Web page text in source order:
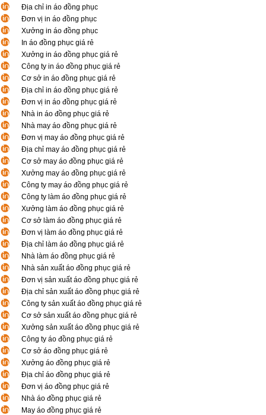
Địa chỉ in áo đồng phục
Đơn vị in áo đồng phục
Xưởng in áo đồng phục
In áo đồng phục giá rẻ
Xưởng in áo đồng phục giá rẻ
Công ty in áo đồng phục giá rẻ
Cơ sở in áo đồng phục giá rẻ
Địa chỉ in áo đồng phục giá rẻ
Đơn vị in áo đồng phục giá rẻ
Nhà in áo đồng phục giá rẻ
Nhà may áo đồng phục giá rẻ
Đơn vị may áo đồng phục giá rẻ
Địa chỉ may áo đồng phục giá rẻ
Cơ sở may áo đồng phục giá rẻ
Xưởng may áo đồng phục giá rẻ
Công ty may áo đồng phục giá rẻ
Công ty làm áo đồng phục giá rẻ
Xưởng làm áo đồng phục giá rẻ
Cơ sở làm áo đồng phục giá rẻ
Đơn vị làm áo đồng phục giá rẻ
Địa chỉ làm áo đồng phục giá rẻ
Nhà làm áo đồng phục giá rẻ
Nhà sản xuất áo đồng phục giá rẻ
Đơn vị sản xuất áo đồng phục giá rẻ
Địa chỉ sản xuất áo đồng phục giá rẻ
Công ty sản xuất áo đồng phục giá rẻ
Cơ sở sản xuất áo đồng phục giá rẻ
Xưởng sản xuất áo đồng phục giá rẻ
Công ty áo đồng phục giá rẻ
Cơ sở áo đồng phục giá rẻ
Xưởng áo đồng phục giá rẻ
Địa chỉ áo đồng phục giá rẻ
Đơn vị áo đồng phục giá rẻ
Nhà áo đồng phục giá rẻ
May áo đồng phục giá rẻ